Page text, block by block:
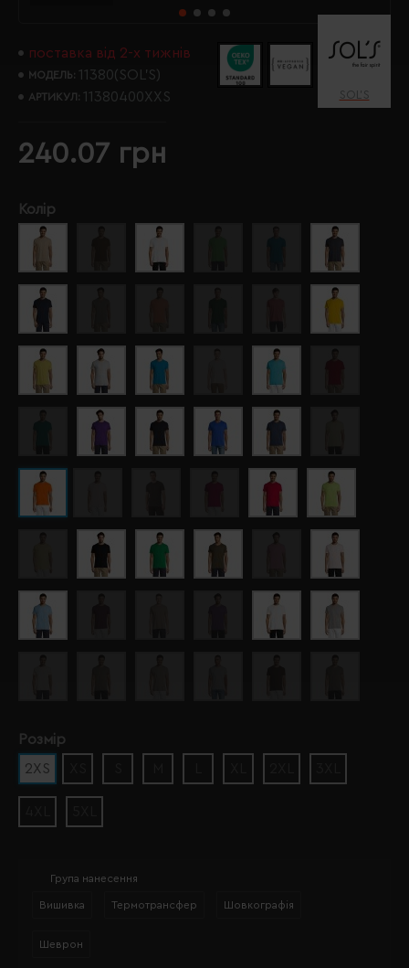
поставка від 2-х тижнів
МОДЕЛЬ: 11380(SOL’S)
АРТИКУЛ: 11380400XXS SOL’S
240.07 грн
Колір
Розмір
2XS
Група нанесення
Вишивка Термотрансфер Шовкографія
Шеврон